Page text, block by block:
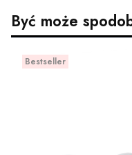
Być może
Bestseller